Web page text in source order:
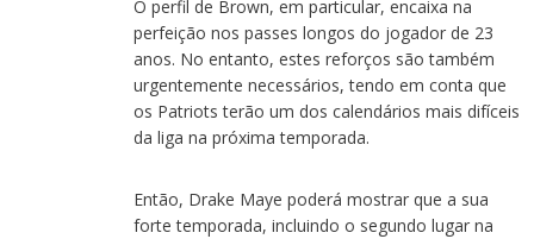
O perfil de Brown, em particular, encaixa na
perfeição nos passes longos do jogador de 23
anos. No entanto, estes reforços são também
urgentemente necessários, tendo em conta que
os Patriots terão um dos calendários mais difíceis
da liga na próxima temporada.
Então, Drake Maye poderá mostrar que a sua
forte temporada, incluindo o segundo lugar na